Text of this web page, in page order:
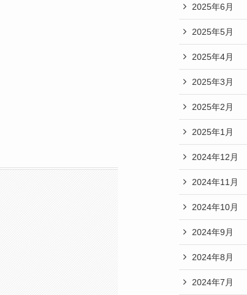
2025年6月
2025年5月
2025年4月
2025年3月
2025年2月
2025年1月
2024年12月
2024年11月
2024年10月
2024年9月
2024年8月
2024年7月